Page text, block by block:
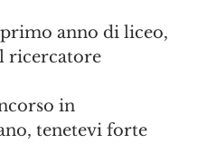
anno di liceo,
ricercatore
in
tenetevi forte